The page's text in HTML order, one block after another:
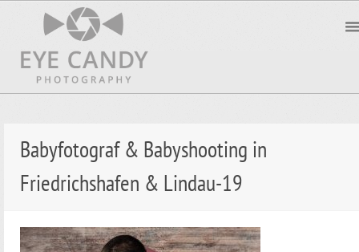
Babyfotograf & Babyshooting in
Friedrichshafen & Lindau-19